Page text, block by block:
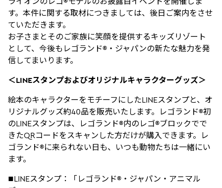
す。本件に関する取材につきましては、後日ご案内をさせ
ていただきます。
お子さまとそのご家族に笑顔を提供するキッズリゾート
として、今後もレゴランド®・ジャパンの新たな魅力を発
信してまいります。
＜LINEスタンプおよびオリジナルキャラクターグッズ＞
絵本のキャラクターをモチーフにしたLINEスタンプと、オ
リジナルグッズ約40品を販売いたします。レゴランド®初
のLINEスタンプは、レゴランド®内のレゴ®ブロックでで
きたQRコードをスキャンした方だけが購入できます。レ
ゴランド®に来られない日も、いつも動物たちは一緒にい
ます。
■LINEスタンプ：「レゴランド®・ジャパン・アニマル